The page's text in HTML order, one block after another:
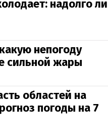
надолго ли
непогоду
сильной жары
областей на
погоды на 7